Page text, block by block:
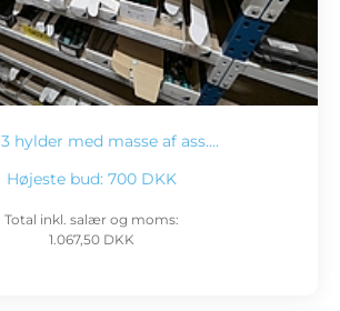
3 hylder med masse af ass.…
Højeste bud: 700 DKK
Total inkl. salær og moms:
1.067,50 DKK